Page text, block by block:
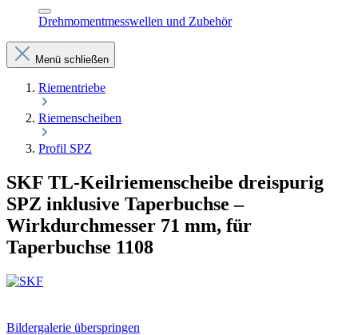
Drehmomentmesswellen und Zubehör
Menü schließen
Riementriebe
Riemenscheiben
Profil SPZ
SKF TL-Keilriemenscheibe dreispurig
SPZ inklusive Taperbuchse –
Wirkdurchmesser 71 mm, für
Taperbuchse 1108
Bildergalerie überspringen